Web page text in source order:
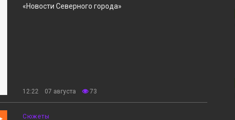
«Новости Северного города»
12:22 07 августа 73
Сюжеты